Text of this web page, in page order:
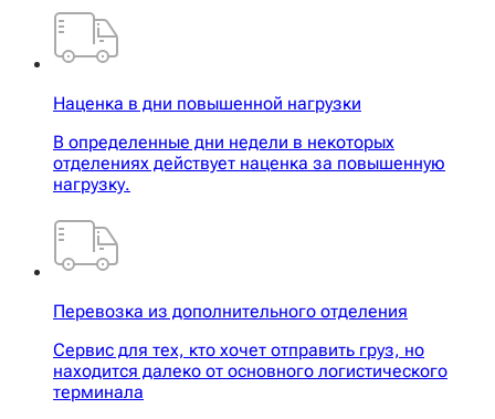
Наценка в дни повышенной нагрузки
В определенные дни недели в некоторых
отделениях действует наценка за повышенную
нагрузку.
Перевозка из дополнительного отделения
Сервис для тех, кто хочет отправить груз, но
находится далеко от основного логистического
терминала